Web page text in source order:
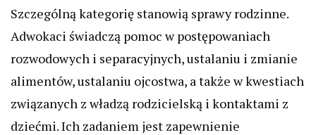
Szczególną kategorię stanowią sprawy rodzinne.
Adwokaci świadczą pomoc w postępowaniach
rozwodowych i separacyjnych, ustalaniu i zmianie
alimentów, ustalaniu ojcostwa, a także w kwestiach
związanych z władzą rodzicielską i kontaktami z
dziećmi. Ich zadaniem jest zapewnienie